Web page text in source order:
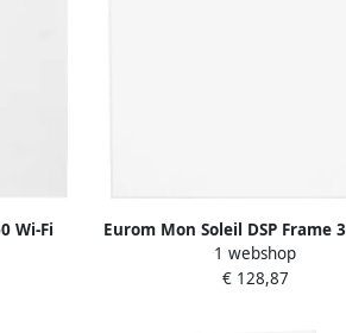
Wi-Fi
Eurom Mon Soleil DSP Frame
361957
1 webshop
€ 128,87